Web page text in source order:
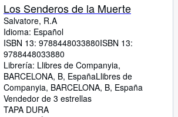
Los Senderos de la Muerte
Salvatore, R.A
Idioma: Español
ISBN 13: 9788448033880ISBN 13:
9788448033880
Librería: Llibres de Companyia,
BARCELONA, B, EspañaLlibres de
Companyia, BARCELONA, B, España
Vendedor de 3 estrellas
TAPA DURA